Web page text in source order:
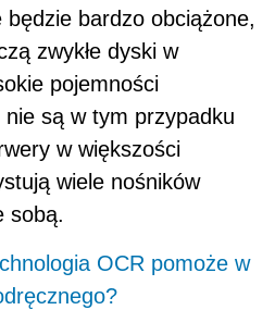
bardzo obciążone,
zwykłe dyski w
pojemności
są w tym przypadku
w większości
wiele nośników
sobą.
OCR pomoże w